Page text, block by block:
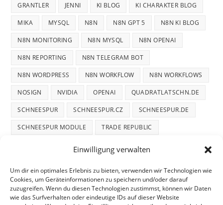
Einwilligung verwalten
Um dir ein optimales Erlebnis zu bieten, verwenden wir Technologien wie
Cookies, um Geräteinformationen zu speichern und/oder darauf
zuzugreifen. Wenn du diesen Technologien zustimmst, können wir Daten
wie das Surfverhalten oder eindeutige IDs auf dieser Website
GRANTLER JENNI KI BLOG KI CHARAKTER BLOG
MIKA MYSQL N8N N8N GPT 5 N8N KI BLOG
N8N MONITORING N8N MYSQL N8N OPENAI
N8N REPORTING N8N TELEGRAM BOT
N8N WORDPRESS N8N WORKFLOW N8N WORKFLOWS
NOSIGN NVIDIA OPENAI QUADRATLATSCHN.DE
SCHNEESPUR SCHNEESPUR.CZ SCHNEESPUR.DE
SCHNEESPUR MODULE TRADE REPUBLIC
WINTERTRACE WINTERTRACE.COM